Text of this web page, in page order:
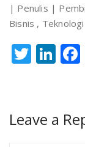
| Penulis |
Bisnis ,
Leave a